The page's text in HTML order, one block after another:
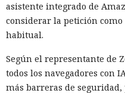
asistente integrado de
considerar la petición
habitual.
Según el representante de
todos los navegadores con
más barreras de